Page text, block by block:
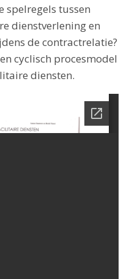
spelregels tussen
dienstverlening en
de contractrelatie?
cyclisch procesmodel
diensten.